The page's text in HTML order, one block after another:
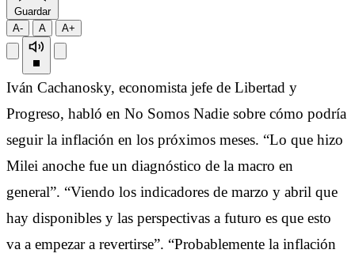
Guardar
A-
A A+
Iván Cachanosky, economista jefe de Libertad y
Progreso, habló en No Somos Nadie sobre cómo podría
seguir la inflación en los próximos meses. “Lo que hizo
Milei anoche fue un diagnóstico de la macro en
general”. “Viendo los indicadores de marzo y abril que
hay disponibles y las perspectivas a futuro es que esto
va a empezar a revertirse”. “Probablemente la inflación